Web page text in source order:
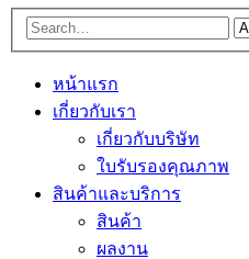
หน้าแรก
เกี่ยวกับเรา
เกี่ยวกับบริษัท
ใบรับรองคุณภาพ
สินค้าและบริการ
สินค้า
ผลงาน